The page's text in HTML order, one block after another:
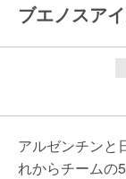
ブエノスア
アルゼンチンと
れからチームの